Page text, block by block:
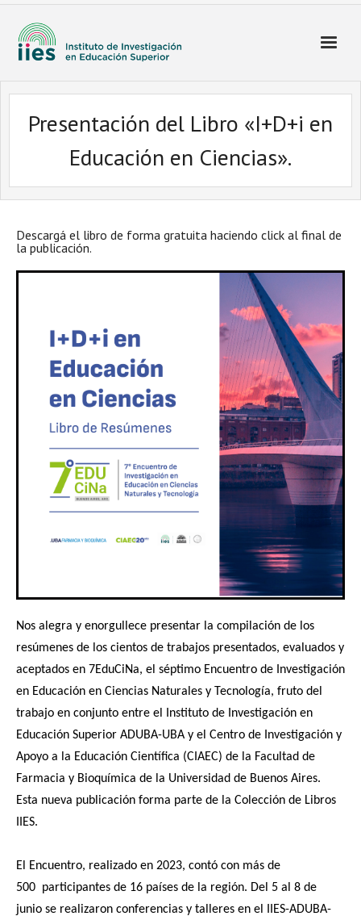
Presentación del Libro «I+D+i en
Educación en Ciencias».
Descargá el libro de forma gratuita haciendo click al final de
la publicación.
Nos alegra y enorgullece presentar la compilación de los
resúmenes de los cientos de trabajos presentados, evaluados y
aceptados en 7EduCiNa, el séptimo Encuentro de Investigación
en Educación en Ciencias Naturales y Tecnología, fruto del
trabajo en conjunto entre el Instituto de Investigación en
Educación Superior ADUBA-UBA y el Centro de Investigación y
Apoyo a la Educación Científica (CIAEC) de la Facultad de
Farmacia y Bioquímica de la Universidad de Buenos Aires.
Esta nueva publicación forma parte de la Colección de Libros
IIES.
El Encuentro, realizado en 2023, contó con más de
500 participantes de 16 países de la región. Del 5 al 8 de
junio se realizaron conferencias y talleres en el IIES-ADUBA-